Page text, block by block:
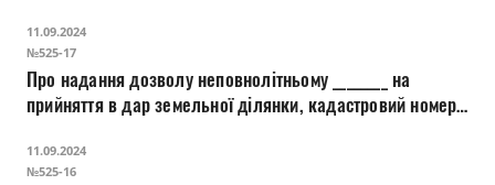
11.09.2024
№525-17
Про надання дозволу неповнолітньому ________ на
прийняття в дар земельної ділянки, кадастровий номер
11.09.2024
№525-16